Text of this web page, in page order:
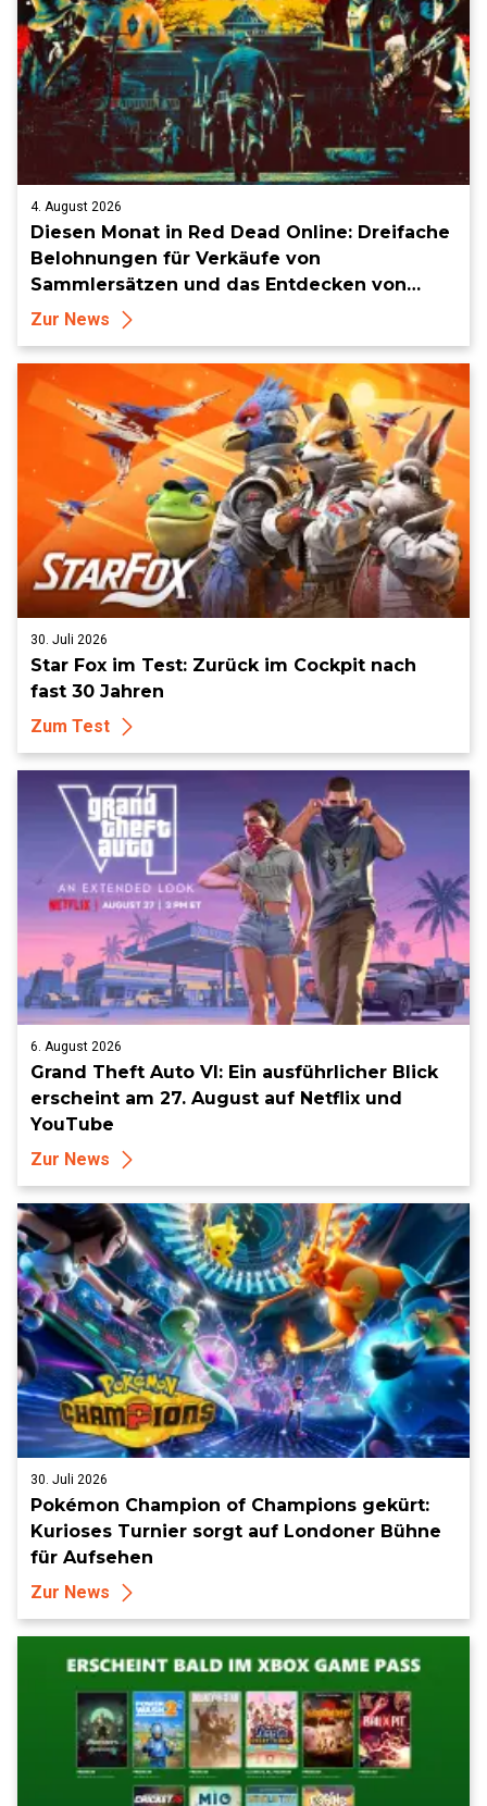
4. August 2026
Diesen Monat in Red Dead Online: Dreifache
Belohnungen für Verkäufe von
Sammlersätzen und das Entdecken von
Sammlerstücken, in Telegramm-Missionen
Zur News
30. Juli 2026
Star Fox im Test: Zurück im Cockpit nach
fast 30 Jahren
Zum Test
6. August 2026
Grand Theft Auto VI: Ein ausführlicher Blick
erscheint am 27. August auf Netflix und
YouTube
Zur News
30. Juli 2026
Pokémon Champion of Champions gekürt:
Kurioses Turnier sorgt auf Londoner Bühne
für Aufsehen
Zur News